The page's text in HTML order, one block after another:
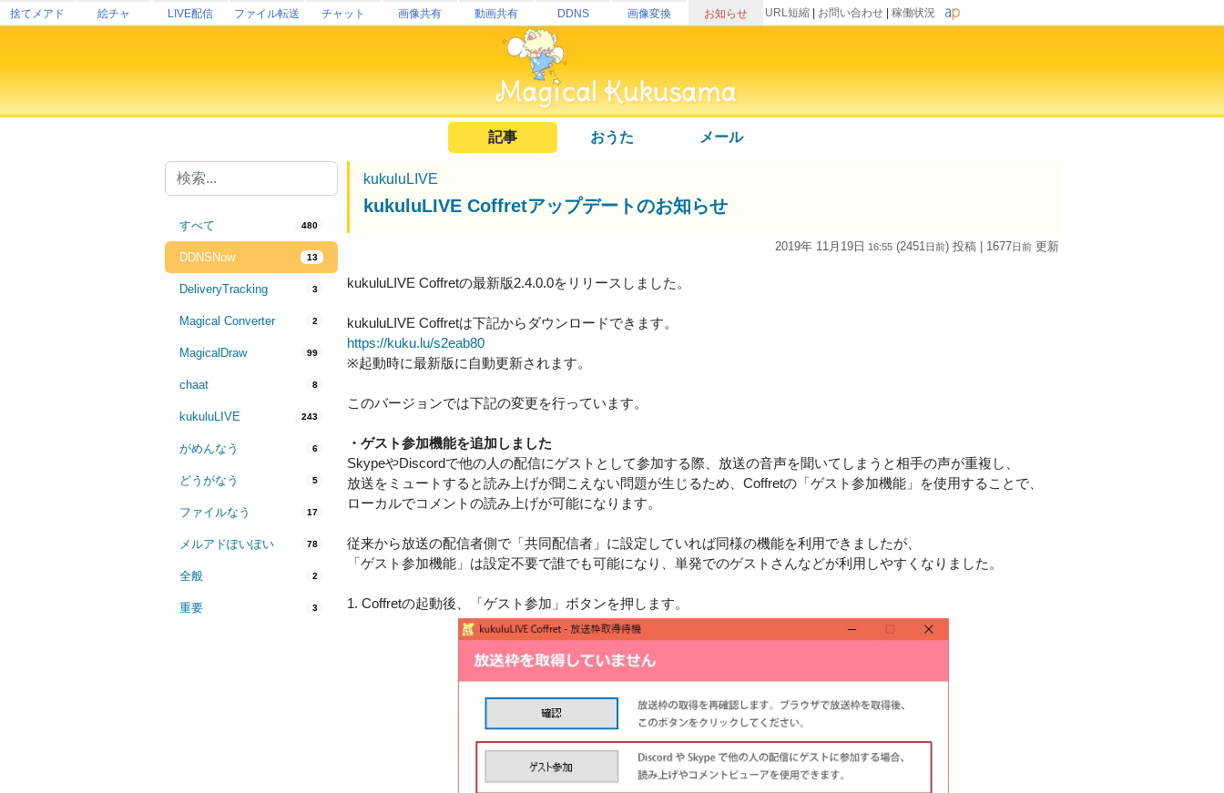
捨てメアド 絵チャ LIVE配信 ファイル転送 チャット 画像共有 動画共有 DDNS 画像変換 お知らせ URL短縮 お問い合わせ 稼働状況
記事 おうた メール
すべて 480
DDNSNow 13
DeliveryTracking 3
Magical Converter 2
MagicalDraw 99
chaat 8
kukuluLIVE 243
がめんなう 6
どうがなう 5
ファイルなう 17
メルアドぽいぽい 78
全般 2
重要 3
kukuluLIVE
kukuluLIVE Coffretアップデートのお知らせ
2019年 11月19日 16:55 (2451日前) 投稿 | 1677日前 更新
kukuluLIVE Coffretの最新版2.4.0.0をリリースしました。
kukuluLIVE Coffretは下記からダウンロードできます。
https://kuku.lu/s2eab80
※起動時に最新版に自動更新されます。
このバージョンでは下記の変更を行っています。
・ゲスト参加機能を追加しました
SkypeやDiscordで他の人の配信にゲストとして参加する際、放送の音声を聞いてしまうと相手の声が重複し、
放送をミュートすると読み上げが聞こえない問題が生じるため、Coffretの「ゲスト参加機能」を使用することで、
ローカルでコメントの読み上げが可能になります。
従来から放送の配信者側で「共同配信者」に設定していれば同様の機能を利用できましたが、
「ゲスト参加機能」は設定不要で誰でも可能になり、単発でのゲストさんなどが利用しやすくなりました。
1. Coffretの起動後、「ゲスト参加」ボタンを押します。